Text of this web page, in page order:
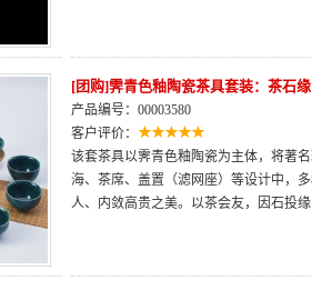
[团购]霁青色釉陶瓷茶具套装：茶石缘
产品编号：00003580
客户评价：
该套茶具以霁青色釉陶瓷为主体，将著
海、茶席、盖置（滤网座）等设计中，
人、内敛高贵之美。以茶会友，因石投缘